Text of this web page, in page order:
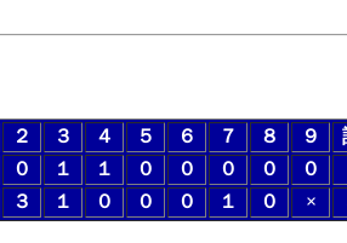
２ ３ ４ ５ ６ ７ ８ ９
０ １ １ ０ ０ ０ ０ ０
３ １ ０ ０ ０ １ ０ ×